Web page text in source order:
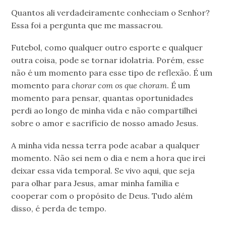
Quantos ali verdadeiramente conheciam o Senhor?
Essa foi a pergunta que me massacrou.
Futebol, como qualquer outro esporte e qualquer
outra coisa, pode se tornar idolatria. Porém, esse
não é um momento para esse tipo de reflexão. É um
momento parachorar com os que choram. É um
momento para pensar, quantas oportunidades
perdi ao longo de minha vida e não compartilhei
sobre o amor e sacrifício de nosso amado Jesus.
A minha vida nessa terra pode acabar a qualquer
momento. Não sei nem o dia e nem a hora que irei
deixar essa vida temporal. Se vivo aqui, que seja
para olhar para Jesus, amar minha família e
cooperar com o propósito de Deus. Tudo além
disso, é perda de tempo.